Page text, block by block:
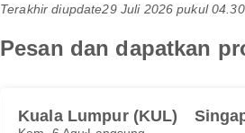
Terakhir diupdate29 Juli 2026 pukul
Pesan dan dapatkan
Kuala Lumpur (KUL)